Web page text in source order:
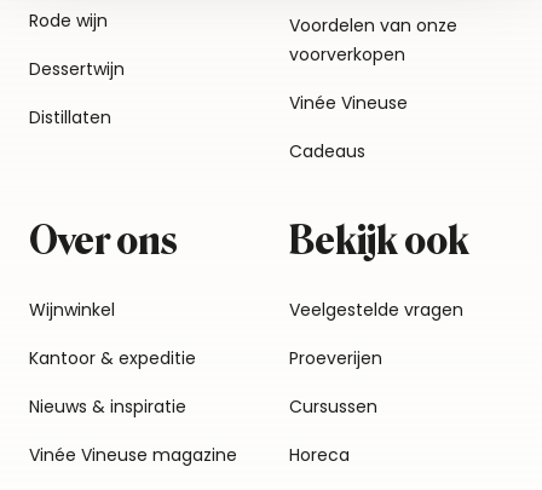
Rode wijn
Dessertwijn
Distillaten
Voordelen van onze
voorverkopen
Vinée Vineuse
Cadeaus
Over ons
Wijnwinkel
Kantoor & expeditie
Nieuws & inspiratie
Vinée Vineuse magazine
Bekijk ook
Veelgestelde vragen
Proeverijen
Cursussen
Horeca